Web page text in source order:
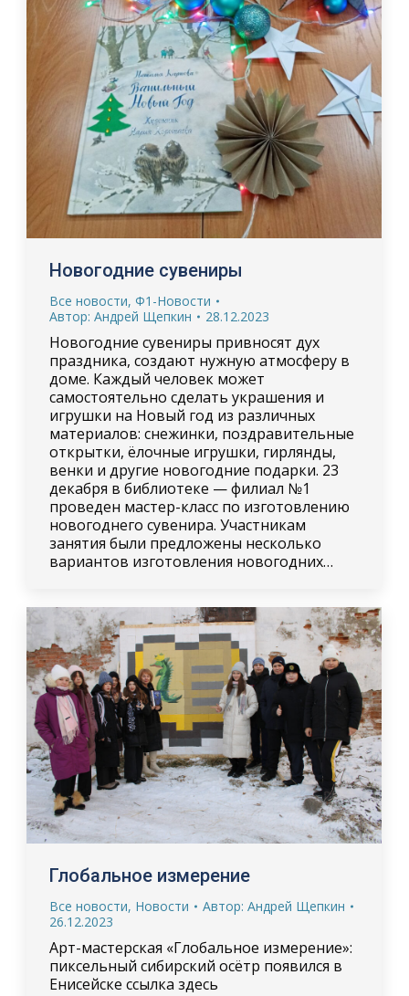
Новогодние сувениры
Все новости, Ф1-Новости
Автор: Андрей Щепкин 28.12.2023
Новогодние сувениры привносят дух
праздника, создают нужную атмосферу в
доме. Каждый человек может
самостоятельно сделать украшения и
игрушки на Новый год из различных
материалов: снежинки, поздравительные
открытки, ёлочные игрушки, гирлянды,
венки и другие новогодние подарки. 23
декабря в библиотеке — филиал №1
проведен мастер-класс по изготовлению
новогоднего сувенира. Участникам
занятия были предложены несколько
вариантов изготовления новогодних…
Глобальное измерение
Все новости, Новости Автор: Андрей Щепкин
26.12.2023
Арт-мастерская «Глобальное измерение»:
пиксельный сибирский осётр появился в
Енисейске ссылка здесь